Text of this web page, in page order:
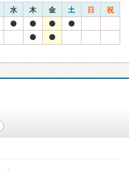
水 木 金 土 日 祝